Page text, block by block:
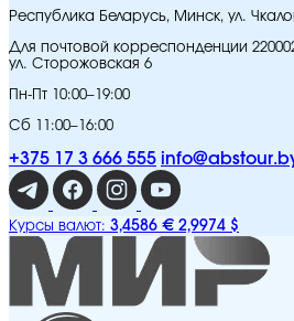
Республика Беларусь, Минск, ул.
Для почтовой корреспонденции
ул. Сторожовская 6
Пн-Пт 10:00–19:00
Сб 11:00–16:00
+375 17 3 666 555
Курсы валют: 3,4586 € 2,9974 $